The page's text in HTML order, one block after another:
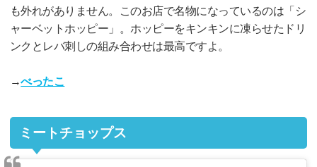
も外れがありません。このお店で名物になっているのは「シ
ャーベットホッピー」。ホッピーをキンキンに凍らせたドリ
ンクとレバ刺しの組み合わせは最高ですよ。
→べったこ
ミートチョップス